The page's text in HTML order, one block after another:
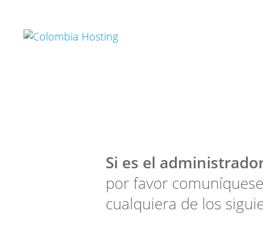
Si es el
por favor
cualquiera de los